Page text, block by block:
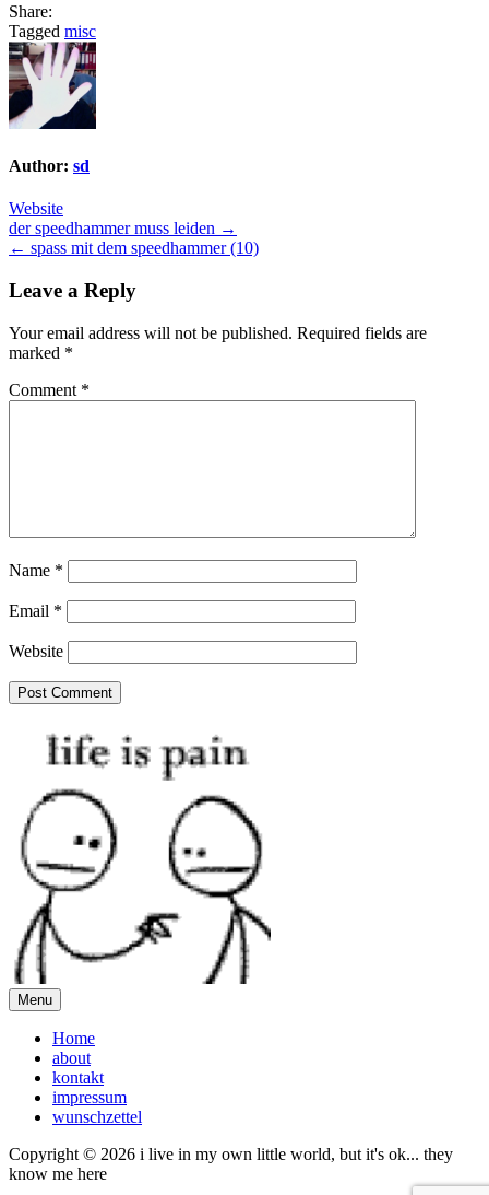
Share:
Tagged misc
Author: sd
Website
Post
navigation
der speedhammer muss leiden →
← spass mit dem speedhammer (10)
Leave a Reply
Your email address will not be published. Required fields are
marked *
Comment *
Name *
Email *
Website
Menu
Home
about
kontakt
impressum
wunschzettel
Copyright © 2026 i live in my own little world, but it's ok... they
know me here